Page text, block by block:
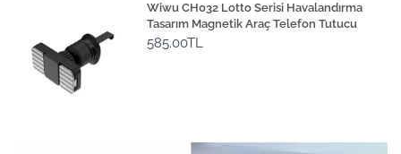
Wiwu CH032 Lotto Serisi Havalandırma
Tasarım Magnetik Araç Telefon Tutucu
585.00TL